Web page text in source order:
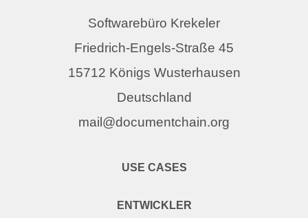
Softwarebüro Krekeler
Friedrich-Engels-Straße 45
15712 Königs Wusterhausen
Deutschland
mail@documentchain.org
USE CASES
ENTWICKLER